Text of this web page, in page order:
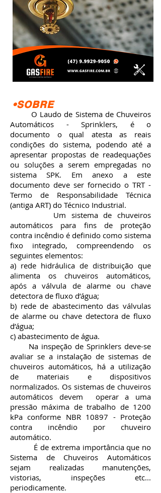
•SOBRE
O Laudo de Sistema de Chuveiros
Automáticos - Sprinklers, é o
documento o qual atesta as reais
condições do sistema, podendo até a
apresentar propostas de readequações
ou soluções a serem empregadas no
sistema SPK. Em anexo a este
documento deve ser fornecido o TRT -
Termo de Responsabilidade Técnica
(antiga ART) do Técnico Industrial.
Um sistema de chuveiros
automáticos para fins de proteção
contra incêndio é definido como sistema
fixo integrado, compreendendo os
seguintes elementos:
a) rede hidráulica de distribuição que
alimenta os chuveiros automáticos,
após a válvula de alarme ou chave
detectora de fluxo d’água;
b) rede de abastecimento das válvulas
de alarme ou chave detectora de fluxo
d’água;
c) abastecimento de água.
Na inspeção de Sprinklers deve-se
avaliar se a instalação de sistemas de
chuveiros automáticos, há a utilização
de materiais e dispositivos
normalizados. Os sistemas de chuveiros
automáticos devem operar a uma
pressão máxima de trabalho de 1200
kPa conforme NBR 10897 - Proteção
contra incêndio por chuveiro
automático.
É de extrema importância que no
Sistema de Chuveiros Automáticos
sejam realizadas manutenções,
vistorias, inspeções etc...
periodicamente.